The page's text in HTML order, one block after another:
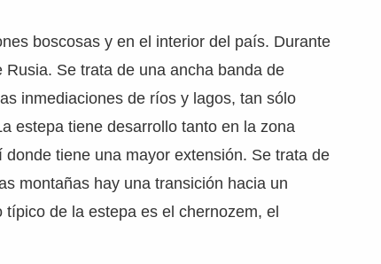
boscosas y en el interior del país. Durante
Se trata de una ancha banda de
inmediaciones de ríos y lagos, tan sólo
estepa tiene desarrollo tanto en la zona
tiene una mayor extensión. Se trata de
montañas hay una transición hacia un
de la estepa es el chernozem, el